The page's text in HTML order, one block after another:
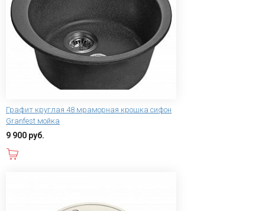
Графит круглая 48 мраморная крошка сифон
Granfest мойка
9 900 руб.